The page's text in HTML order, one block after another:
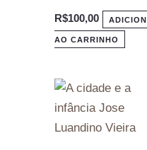
R$100,00
AO CARRINHO